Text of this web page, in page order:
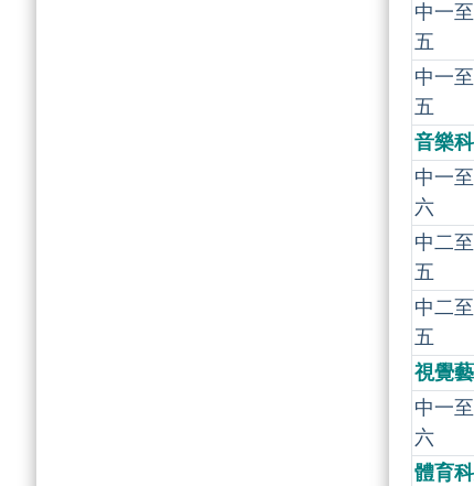
中一
五
中一
五
音樂科
中一
六
中二
五
中二
五
視覺
中一
六
體育